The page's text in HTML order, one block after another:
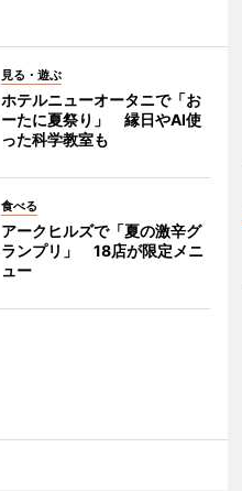
見る・遊ぶ
ホテルニューオータニで「お
ーたに夏祭り」 縁日やAI使
った科学教室も
食べる
アークヒルズで「夏の激辛グ
ランプリ」 18店が限定メニ
ュー